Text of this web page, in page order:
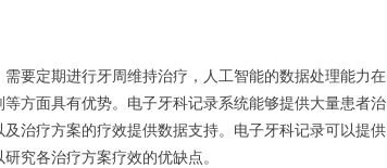
要定期进行牙周维持治疗，人工智能的数据处理能力在
方面具有优势。电子牙科记录系统能够提供大量患者治
治疗方案的疗效提供数据支持。电子牙科记录可以提供
究各治疗方案疗效的优缺点。